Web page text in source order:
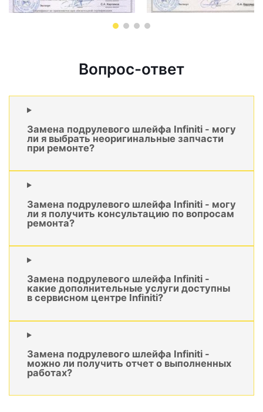
Вопрос-ответ
Замена подрулевого шлейфа Infiniti - могу
ли я выбрать неоригинальные запчасти
при ремонте?
Замена подрулевого шлейфа Infiniti - могу
ли я получить консультацию по вопросам
ремонта?
Замена подрулевого шлейфа Infiniti -
какие дополнительные услуги доступны
в сервисном центре Infiniti?
Замена подрулевого шлейфа Infiniti -
можно ли получить отчет о выполненных
работах?